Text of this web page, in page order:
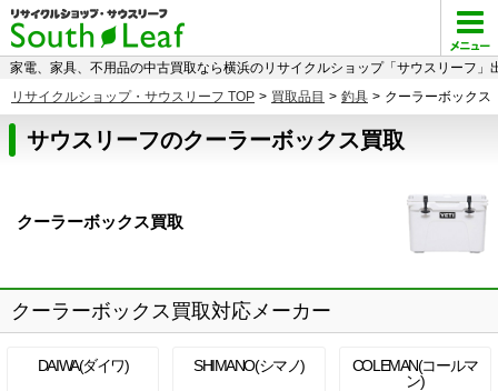
家電、家具、不用品の中古買取なら横浜のリサイクルショップ「サウスリーフ」
リサイクルショップ・サウスリーフ TOP > 買取品目 > 釣具 > クーラーボックス
サウスリーフのクーラーボックス買取
クーラーボックス買取
クーラーボックス買取対応メーカー
DAIWA(ダイワ) SHIMANO(シマノ)
COLEMAN(コールマ
ン)